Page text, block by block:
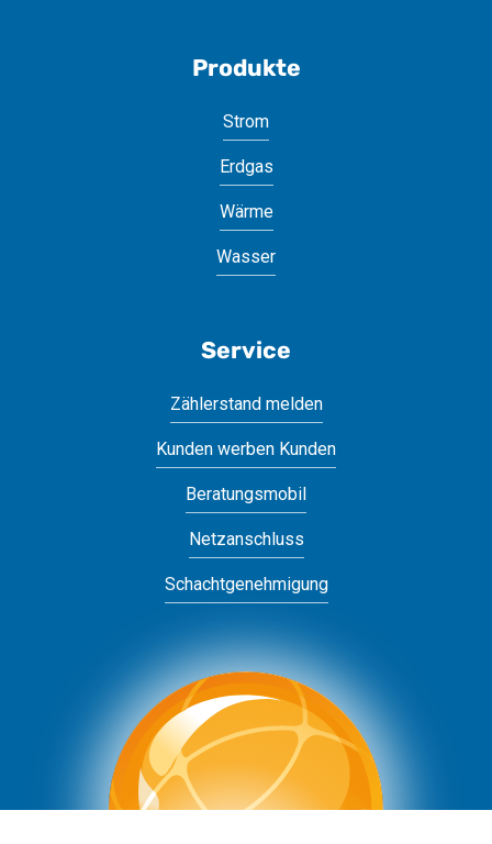
Produkte
Strom
Erdgas
Wärme
Wasser
Service
Zählerstand melden
Kunden werben Kunden
Beratungsmobil
Netzanschluss
Schachtgenehmigung